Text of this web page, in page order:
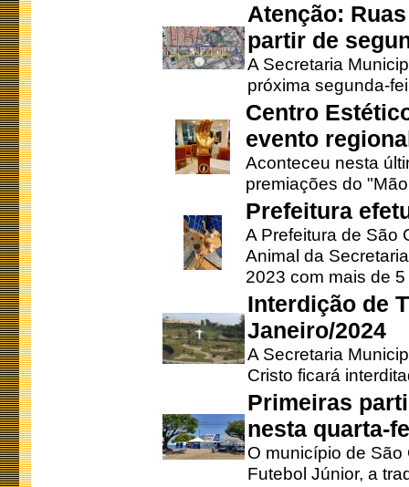
Atenção:
partir de
A Secretaria
próxima segunda-
Centro
evento
Aconteceu nesta
premiações do
Prefeitura
A Prefeitura de São
Animal da
2023 com mais de 5
Interdição de
Janeiro/2024
A Secretaria
Cristo ficará
Primeiras
nesta quarta-
O município de
Futebol Júnior, a